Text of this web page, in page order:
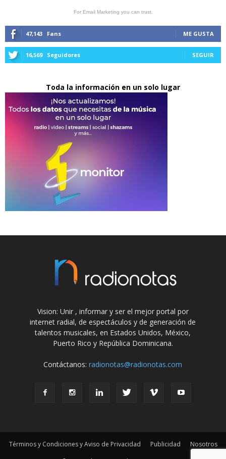
For Email Marketing you can trust.
47,143 Fans ME GUSTA
16,569 Seguidores SEGUIR
Toda la información en un solo lugar
Vision: Unir , informar y ser el mejor portal por
internet radial, de espectáculos y de generación de
talentos musicales, en Estados Unidos, México,
Puerto Rico y República Dominicana.
Contáctanos:radionotas@radionotas.com
Términos y Condiciones y Aviso de Privacidad Publicidad
Nosotros